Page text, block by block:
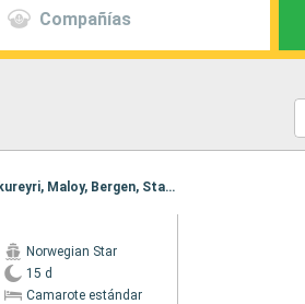
Compañías
Itinerario : Southampton, Edimbourg, Invergordon, Reykjavik, Isafjordur - Islande, Akureyri, Maloy, Bergen, Stavanger, Southampton
Norwegian Star
15 d
Camarote estándar